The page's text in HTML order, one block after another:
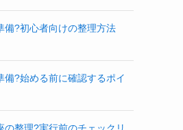
備?初心者向けの整理方法
備?始める前に確認するポイ